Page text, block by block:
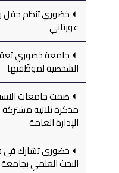
خضوري تنظم حفل
عورتاني
جامعة خضوري
الشخصية لموظّفيها
ضمت جامعات
مذكرة ثلاثية
الإدارة العامة
خضوري تشارك في
البحث العلمي بجامعة